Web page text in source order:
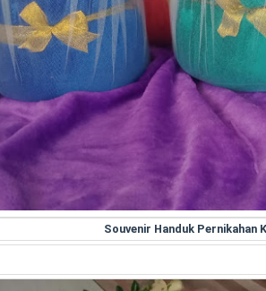
Souvenir Handuk Pernikahan